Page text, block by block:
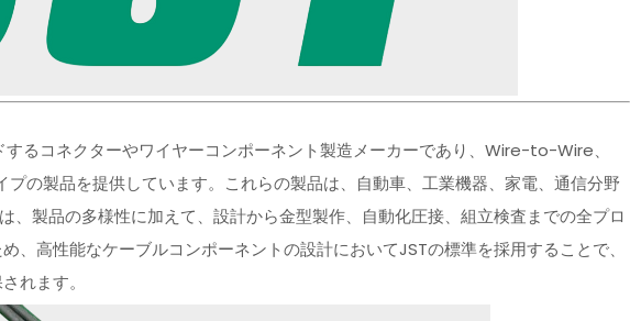
るコネクターやワイヤーコンポーネント製造メーカーであり、Wire-to-Wire、
の製品を提供しています。これらの製品は、自動車、工業機器、家電、通信分野
、製品の多様性に加えて、設計から金型製作、自動化圧接、組立検査までの全プロ
、高性能なケーブルコンポーネントの設計においてJSTの標準を採用することで、
れます。